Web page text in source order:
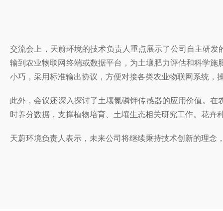
交流会上，天蔚环境的技术负责人重点展示了公司自主研
输到农业物联网终端或数据平台，为土壤肥力评估和科学
小巧，采用标准输出协议，方便对接各类农业物联网系统，
此外，会议还深入探讨了土壤氮磷钾传感器的应用价值。
时养分数据，支撑植物培育、土壤生态相关研究工作。花
天蔚环境负责人表示，未来公司将继续秉持技术创新的理